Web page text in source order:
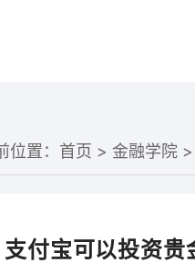
位置： 首页 >金融学院
支付宝可以投资贵